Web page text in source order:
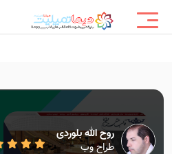
روح الله بلوردی
طراح وب